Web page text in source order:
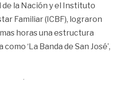
de la Nación y el Instituto
Familiar (ICBF), lograron
horas una estructura
‘La Banda de San José’,